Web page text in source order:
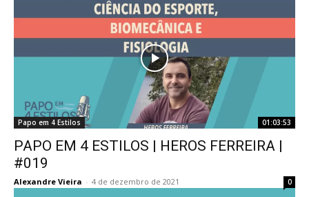
Papo em 4 Estilos 01:03:53
PAPO EM 4 ESTILOS | HEROS FERREIRA |
#019
Alexandre Vieira - 4 de dezembro de 2021 0